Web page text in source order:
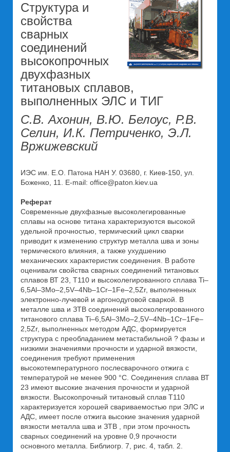
Структура и
свойства
сварных
соединений
высокопрочных
двухфазных
титановых сплавов,
выполненных ЭЛС и ТИГ
С.В. Ахонин, В.Ю. Белоус, Р.В.
Селин, И.К. Петриченко, Э.Л.
Вржижевский
ИЭС им. Е.О. Патона НАН У. 03680, г. Киев-150, ул.
Боженко, 11. E-mail: office@paton.kiev.ua
Реферат
Современные двухфазные высоколегированные
сплавы на основе титана характеризуются высокой
удельной прочностью, термический цикл сварки
приводит к изменению структур металла шва и зоны
термического влияния, а также ухудшению
механических характеристик соединения. В работе
оценивали свойства сварных соединений титановых
сплавов ВТ 23, Т110 и высоколегированного сплава Ti–
6,5Al–3Mo–2,5V–4Nb–1Cr–1Fe–2,5Zr, выполненных
электронно-лучевой и аргонодуговой сваркой. В
металле шва и ЗТВ соединений высоколегированного
титанового сплава Ti–6,5Al–3Mo–2,5V–4Nb–1Cr–1Fe–
2,5Zr, выполненных методом АДС, формируется
структура с преобладанием метастабильной ? фазы и
низкими значениями прочности и ударной вязкости,
соединения требуют применения
высокотемпературного послесварочного отжига с
температурой не менее 900 °С. Соединения сплава ВТ
23 имеют высокие значения прочности и ударной
вязкости. Высокопрочный титановый сплав Т110
характеризуется хорошей свариваемостью при ЭЛС и
АДС, имеет после отжига высокие значения ударной
вязкости металла шва и ЗТВ , при этом прочность
сварных соединений на уровне 0,9 прочности
основного металла. Библиогр. 7, рис. 4, табл. 2.